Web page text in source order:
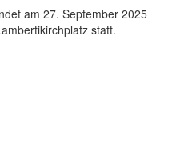
am 27. September 2025
statt.